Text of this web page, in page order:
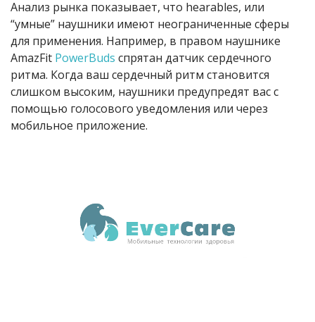
Анализ рынка показывает, что hearables, или
“умные” наушники имеют неограниченные сферы
для применения. Например, в правом наушнике
AmazFit PowerBuds спрятан датчик сердечного
ритма. Когда ваш сердечный ритм становится
слишком высоким, наушники предупредят вас с
помощью голосового уведомления или через
мобильное приложение.